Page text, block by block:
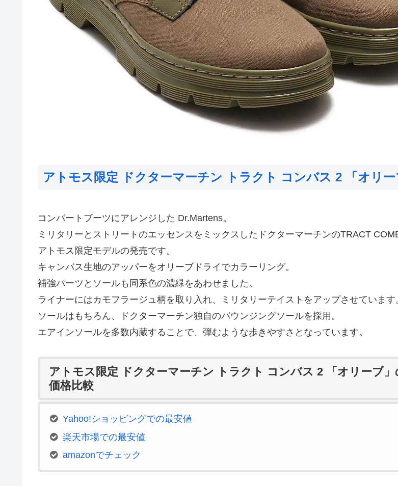
アトモス限定 ドクターマーチン トラクト コンバス 2 「オリー
コンバートブーツにアレンジした Dr.Martens。
ミリタリーとストリートのエッセンスをミックスしたドクターマーチンのTRACT
アトモス限定モデルの発売です。
キャンバス生地のアッパーをオリーブドライでカラーリング。
補強パーツとソールも同系色の濃緑をあわせました。
ライナーにはカモフラージュ柄を取り入れ、ミリタリーテイストをアップさせています
ソールはもちろん、ドクターマーチン独自のバウンジングソールを採用。
エアインソールを多数内蔵することで、弾むような歩きやすさとなっています。
アトモス限定 ドクターマーチン トラクト コンバス 2 「オリーブ」
価格比較
Yahoo!ショッピングでの最安値
楽天市場での最安値
amazonでチェック